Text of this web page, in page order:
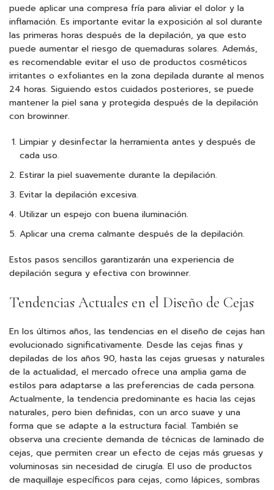
puede aplicar una compresa fría para aliviar el dolor y la
inflamación. Es importante evitar la exposición al sol durante
las primeras horas después de la depilación, ya que esto
puede aumentar el riesgo de quemaduras solares. Además,
es recomendable evitar el uso de productos cosméticos
irritantes o exfoliantes en la zona depilada durante al menos
24 horas. Siguiendo estos cuidados posteriores, se puede
mantener la piel sana y protegida después de la depilación
con browinner.
Limpiar y desinfectar la herramienta antes y después de
cada uso.
Estirar la piel suavemente durante la depilación.
Evitar la depilación excesiva.
Utilizar un espejo con buena iluminación.
Aplicar una crema calmante después de la depilación.
Estos pasos sencillos garantizarán una experiencia de
depilación segura y efectiva con browinner.
Tendencias Actuales en el Diseño de Cejas
En los últimos años, las tendencias en el diseño de cejas han
evolucionado significativamente. Desde las cejas finas y
depiladas de los años 90, hasta las cejas gruesas y naturales
de la actualidad, el mercado ofrece una amplia gama de
estilos para adaptarse a las preferencias de cada persona.
Actualmente, la tendencia predominante es hacia las cejas
naturales, pero bien definidas, con un arco suave y una
forma que se adapte a la estructura facial. También se
observa una creciente demanda de técnicas de laminado de
cejas, que permiten crear un efecto de cejas más gruesas y
voluminosas sin necesidad de cirugía. El uso de productos
de maquillaje específicos para cejas, como lápices, sombras